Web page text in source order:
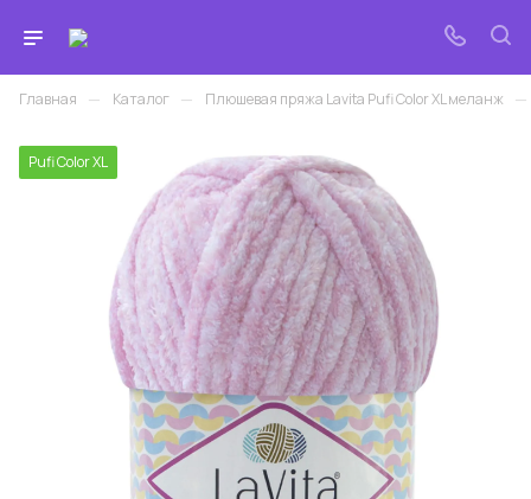
Главная — Каталог — Плюшевая пряжа Lavita Pufi Color XL меланж —
Pufi Color XL